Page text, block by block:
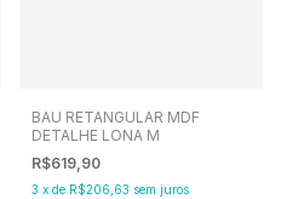
BAU RETANGULAR MDF
DETALHE LONA M
R$619,90
3 x de R$206,63 sem juros